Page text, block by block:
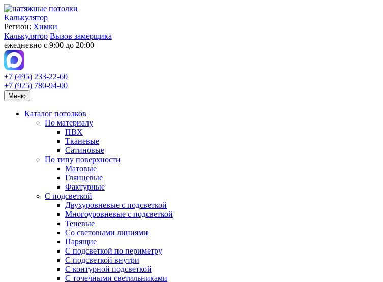
Калькулятор
Регион: Химки
Калькулятор Вызов замерщика
ежедневно с 9:00 до 20:00
+7 (495) 233-22-60
+7 (925) 780-94-00
Меню
Каталог потолков
По материалу
ПВХ
Тканевые
Сатиновые
По типу поверхности
Матовые
Глянцевые
Фактурные
С подсветкой
Двухуровневые с подсветкой
Многоуровневые с подсветкой
Теневые
Со световыми линиями
Парящие
С подсветкой по периметру
С подсветкой внутри
С контурной подсветкой
С точечными светильниками